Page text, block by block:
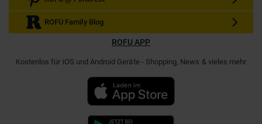
ROFU Family Blog
ROFU APP
Kostenlos für iOS und Android Geräte - Shopping, News & vieles mehr